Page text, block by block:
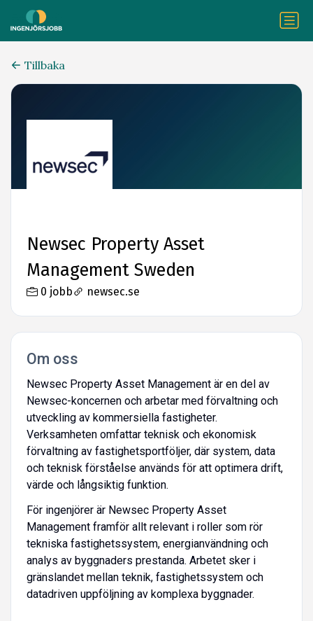
Tillbaka
Newsec Property Asset
Management Sweden
0 jobb newsec.se
Om oss
Newsec Property Asset Management är en del av
Newsec-koncernen och arbetar med förvaltning och
utveckling av kommersiella fastigheter.
Verksamheten omfattar teknisk och ekonomisk
förvaltning av fastighetsportföljer, där system, data
och teknisk förståelse används för att optimera drift,
värde och långsiktig funktion.
För ingenjörer är Newsec Property Asset
Management framför allt relevant i roller som rör
tekniska fastighetssystem, energianvändning och
analys av byggnaders prestanda. Arbetet sker i
gränslandet mellan teknik, fastighetssystem och
datadriven uppföljning av komplexa byggnader.